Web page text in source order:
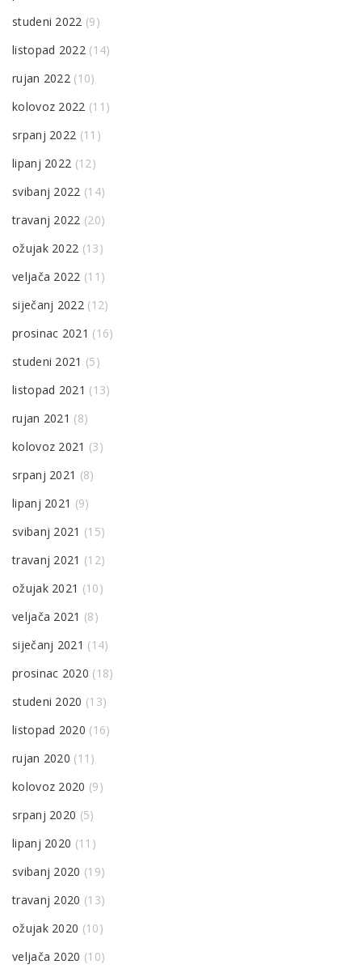
studeni 2022 (9)
listopad 2022(14)
rujan 2022 (10)
kolovoz 2022 (11)
srpanj 2022 (11)
lipanj 2022 (12)
svibanj 2022 (14)
travanj 2022 (20)
ožujak 2022 (13)
veljača 2022 (11)
siječanj 2022(12)
prosinac 2021 (16)
studeni 2021 (5)
listopad 2021 (13)
rujan 2021 (8)
kolovoz 2021 (3)
srpanj 2021 (8)
lipanj 2021 (9)
svibanj 2021 (15)
travanj 2021 (12)
ožujak 2021 (10)
veljača 2021 (8)
siječanj 2021 (14)
prosinac 2020 (18)
studeni 2020 (13)
listopad 2020 (16)
rujan 2020 (11)
kolovoz 2020 (9)
srpanj 2020 (5)
lipanj 2020 (11)
svibanj 2020 (19)
travanj 2020 (13)
ožujak 2020 (10)
veljača 2020 (10)